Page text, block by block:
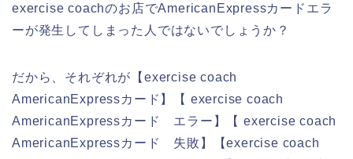
exercise coachのお店でAmericanExpressカードエラ
ーが発生してしまった人ではないでしょうか？
だから、それぞれが【exercise coach
AmericanExpressカード】【 exercise coach
AmericanExpressカード エラー】【 exercise coach
AmericanExpressカード 失敗】【exercise coach